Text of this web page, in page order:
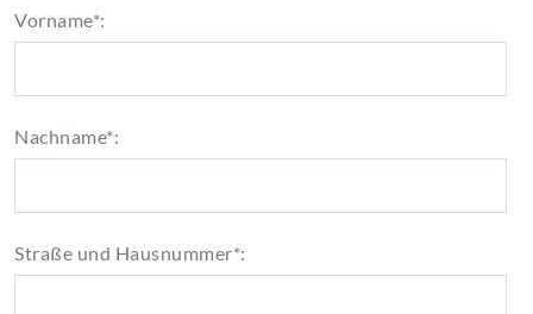
Vorname*:
Nachname*:
Straße und Hausnummer*: